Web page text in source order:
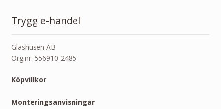
Trygg e-handel
Glashusen AB
Org.nr: 556910-2485
Köpvillkor
Monteringsanvisningar